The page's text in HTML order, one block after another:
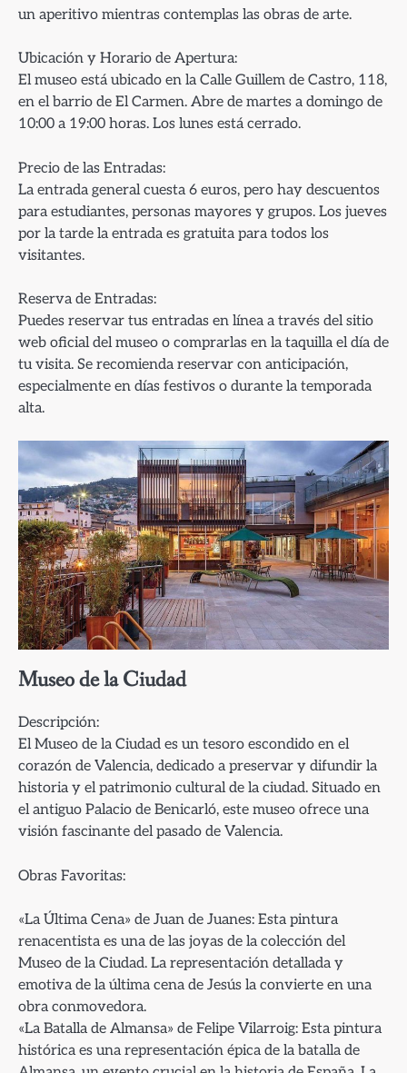
un aperitivo mientras contemplas las obras de arte.
Ubicación y Horario de Apertura:
El museo está ubicado en la Calle Guillem de Castro, 118,
en el barrio de El Carmen. Abre de martes a domingo de
10:00 a 19:00 horas. Los lunes está cerrado.
Precio de las Entradas:
La entrada general cuesta 6 euros, pero hay descuentos
para estudiantes, personas mayores y grupos. Los jueves
por la tarde la entrada es gratuita para todos los
visitantes.
Reserva de Entradas:
Puedes reservar tus entradas en línea a través del sitio
web oficial del museo o comprarlas en la taquilla el día de
tu visita. Se recomienda reservar con anticipación,
especialmente en días festivos o durante la temporada
alta.
Museo de la Ciudad
Descripción:
El Museo de la Ciudad es un tesoro escondido en el
corazón de Valencia, dedicado a preservar y difundir la
historia y el patrimonio cultural de la ciudad. Situado en
el antiguo Palacio de Benicarló, este museo ofrece una
visión fascinante del pasado de Valencia.
Obras Favoritas:
«La Última Cena» de Juan de Juanes: Esta pintura
renacentista es una de las joyas de la colección del
Museo de la Ciudad. La representación detallada y
emotiva de la última cena de Jesús la convierte en una
obra conmovedora.
«La Batalla de Almansa» de Felipe Vilarroig: Esta pintura
histórica es una representación épica de la batalla de